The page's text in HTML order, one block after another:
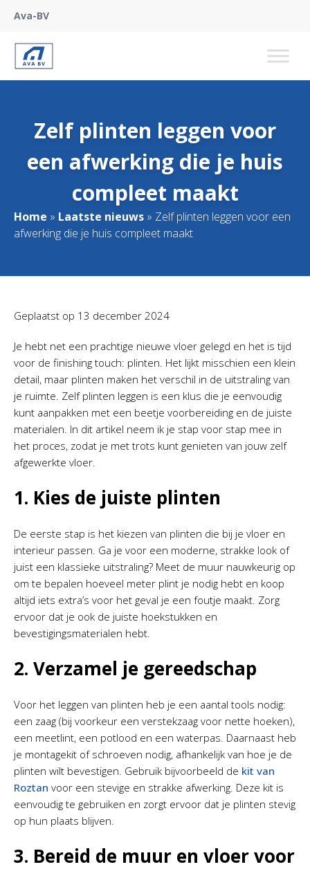
Ava-BV
Zelf plinten leggen voor
een afwerking die je huis
compleet maakt
Home » Laatste nieuws » Zelf plinten leggen voor een
afwerking die je huis compleet maakt
Geplaatst op 13 december 2024
Je hebt net een prachtige nieuwe vloer gelegd en het is tijd
voor de finishing touch: plinten. Het lijkt misschien een klein
detail, maar plinten maken het verschil in de uitstraling van
je ruimte. Zelf plinten leggen is een klus die je eenvoudig
kunt aanpakken met een beetje voorbereiding en de juiste
materialen. In dit artikel neem ik je stap voor stap mee in
het proces, zodat je met trots kunt genieten van jouw zelf
afgewerkte vloer.
1. Kies de juiste plinten
De eerste stap is het kiezen van plinten die bij je vloer en
interieur passen. Ga je voor een moderne, strakke look of
juist een klassieke uitstraling? Meet de muur nauwkeurig op
om te bepalen hoeveel meter plint je nodig hebt en koop
altijd iets extra’s voor het geval je een foutje maakt. Zorg
ervoor dat je ook de juiste hoekstukken en
bevestigingsmaterialen hebt.
2. Verzamel je gereedschap
Voor het leggen van plinten heb je een aantal tools nodig:
een zaag (bij voorkeur een verstekzaag voor nette hoeken),
een meetlint, een potlood en een waterpas. Daarnaast heb
je montagekit of schroeven nodig, afhankelijk van hoe je de
plinten wilt bevestigen. Gebruik bijvoorbeeld de kit van
Roztan voor een stevige en strakke afwerking. Deze kit is
eenvoudig te gebruiken en zorgt ervoor dat je plinten stevig
op hun plaats blijven.
3. Bereid de muur en vloer voor